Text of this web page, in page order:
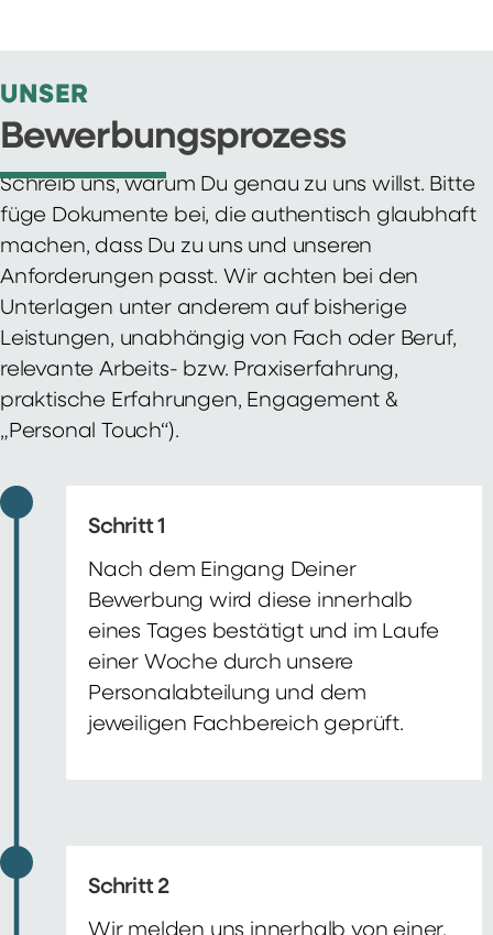
UNSER
Bewerbungsprozess
Schreib uns, warum Du genau zu uns willst. Bitte
füge Dokumente bei, die authentisch glaubhaft
machen, dass Du zu uns und unseren
Anforderungen passt. Wir achten bei den
Unterlagen unter anderem auf bisherige
Leistungen, unabhängig von Fach oder Beruf,
relevante Arbeits- bzw. Praxiserfahrung,
praktische Erfahrungen, Engagement &
„Personal Touch“).
Schritt 1
Nach dem Eingang Deiner
Bewerbung wird diese innerhalb
eines Tages bestätigt und im Laufe
einer Woche durch unsere
Personalabteilung und dem
jeweiligen Fachbereich geprüft.
Schritt 2